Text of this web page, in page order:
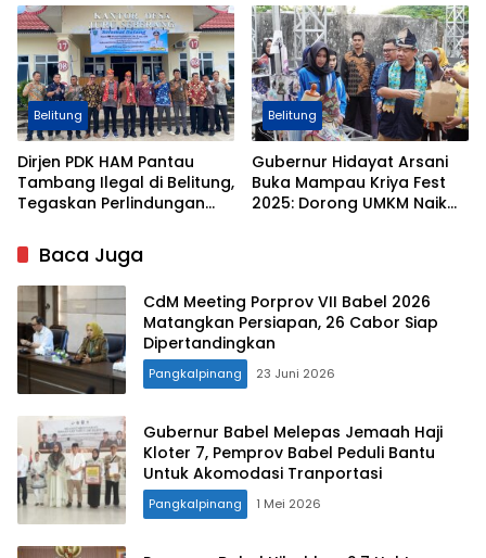
Belitung dan Belitung Timur
Pembangunan Keluarga
Belitung
Dirjen PDK HAM Pantau
Tambang Ilegal di Belitung,
Tegaskan Perlindungan
Warga
Belitung
Gubernur Hidayat Arsani
Buka Mampau Kriya Fest
2025: Dorong UMKM Naik
Baca Juga
CdM Meeting Porprov VII Babel 2026
Matangkan Persiapan, 26 Cabor Siap
Dipertandingkan
Pangkalpinang 23 Juni 2026
Gubernur Babel Melepas Jemaah Haji
Kloter 7, Pemprov Babel Peduli Bantu
Untuk Akomodasi Tranportasi
Pangkalpinang 1 Mei 2026